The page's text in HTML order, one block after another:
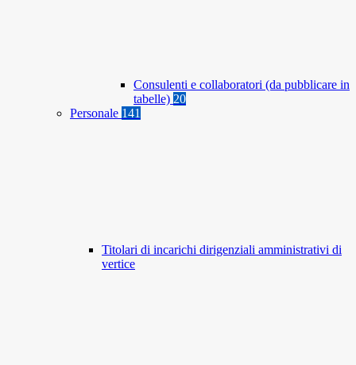
Consulenti e collaboratori (da pubblicare in
tabelle) 20
Personale 141
Titolari di incarichi dirigenziali amministrativi di
vertice